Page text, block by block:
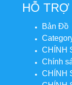
HỖ
Bản Đồ
CHÍNH
Chính
CHÍNH